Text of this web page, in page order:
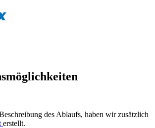
des Ablaufs, haben wir zusätzlich
erstellt.